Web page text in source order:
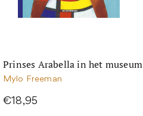
Prinses Arabella in het museum
Mylo Freeman
€18,95